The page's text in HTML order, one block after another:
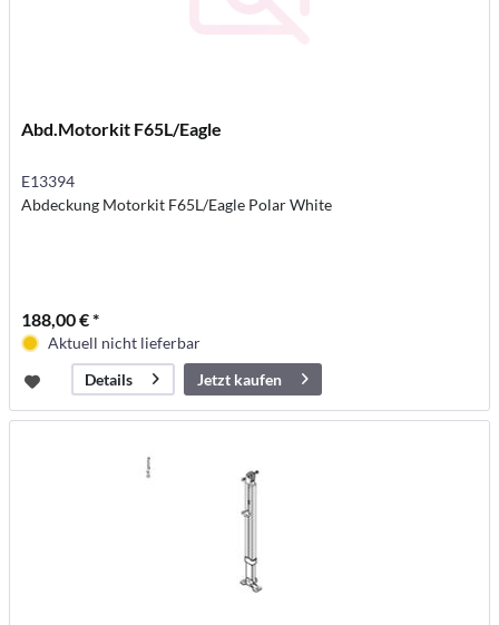
Abd.Motorkit F65L/Eagle
E13394
Abdeckung Motorkit F65L/Eagle Polar White
188,00 € *
Aktuell nicht lieferbar
Details
Jetzt kaufen